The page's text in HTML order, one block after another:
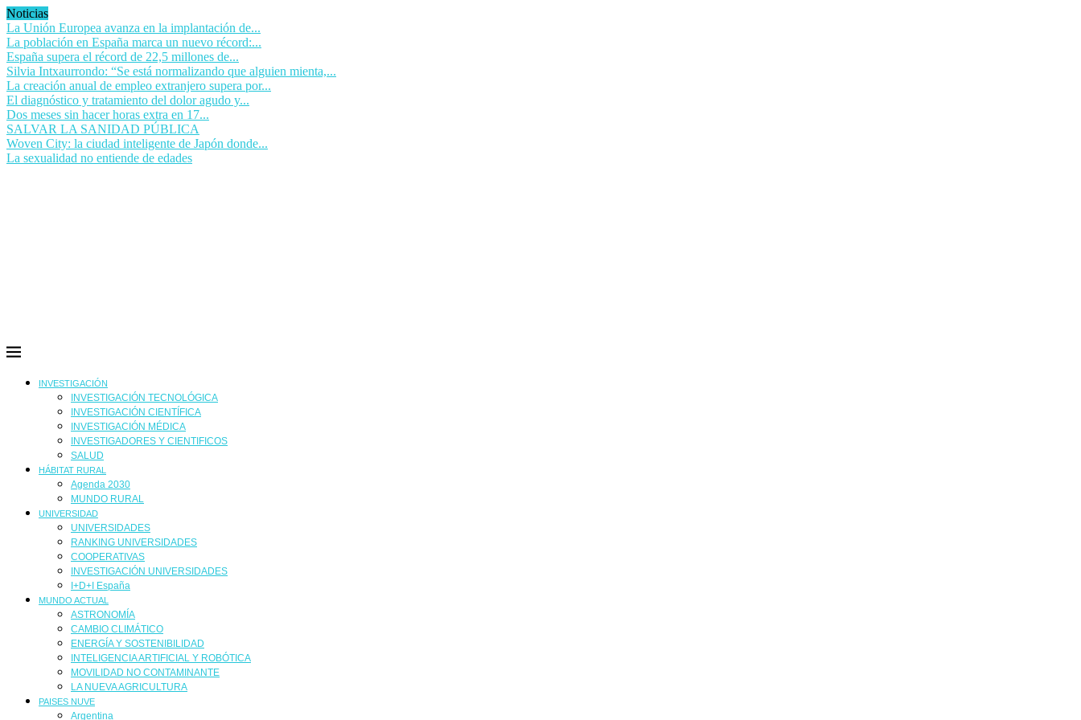
Noticias
La Unión Europea avanza en la implantación de...
La población en España marca un nuevo récord:...
España supera el récord de 22,5 millones de...
Silvia Intxaurrondo: “Se está normalizando que alguien mienta,...
La creación anual de empleo extranjero supera por...
El diagnóstico y tratamiento del dolor agudo y...
Dos meses sin hacer horas extra en 17...
SALVAR LA SANIDAD PÚBLICA
Woven City: la ciudad inteligente de Japón donde...
La sexualidad no entiende de edades
INVESTIGACIÓN
INVESTIGACIÓN TECNOLÓGICA
INVESTIGACIÓN CIENTÍFICA
INVESTIGACIÓN MÉDICA
INVESTIGADORES Y CIENTIFICOS
SALUD
HÁBITAT RURAL
Agenda 2030
MUNDO RURAL
UNIVERSIDAD
UNIVERSIDADES
RANKING UNIVERSIDADES
COOPERATIVAS
INVESTIGACIÓN UNIVERSIDADES
I+D+I España
MUNDO ACTUAL
ASTRONOMÍA
CAMBIO CLIMÁTICO
ENERGÍA Y SOSTENIBILIDAD
INTELIGENCIA ARTIFICIAL Y ROBÓTICA
MOVILIDAD NO CONTAMINANTE
LA NUEVA AGRICULTURA
PAISES NUVE
Argentina